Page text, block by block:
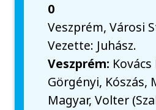
0
Veszprém, Városi
Vezette: Juhász.
Veszprém: Kovács
Görgényi, Kószás,
Magyar, Volter